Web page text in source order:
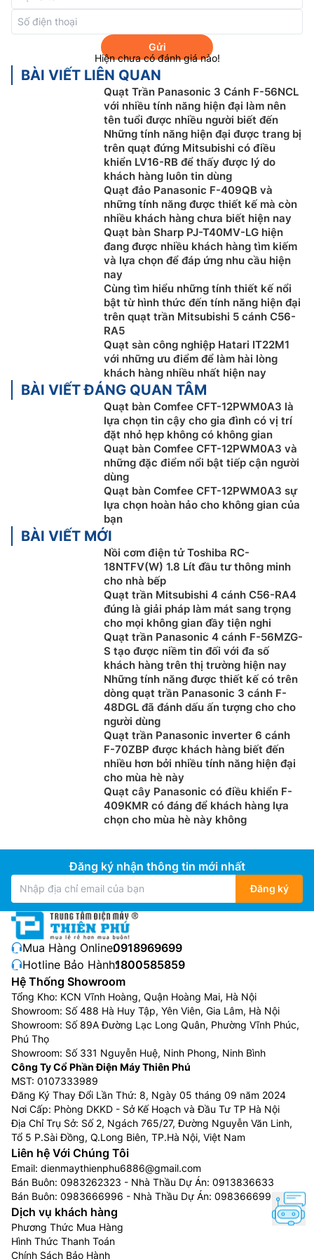
Gửi
Hiện chưa có đánh giá nào!
BÀI VIẾT LIÊN QUAN
Quạt Trần Panasonic 3 Cánh F-56NCL
với nhiều tính năng hiện đại làm nên
tên tuổi được nhiều người biết đến
Những tính năng hiện đại được trang bị
trên quạt đứng Mitsubishi có điều
khiển LV16-RB để thấy được lý do
khách hàng luôn tin dùng
Quạt đảo Panasonic F-409QB và
những tính năng được thiết kế mà còn
nhiều khách hàng chưa biết hiện nay
Quạt bàn Sharp PJ-T40MV-LG hiện
đang được nhiều khách hàng tìm kiếm
và lựa chọn để đáp ứng nhu cầu hiện
nay
Cùng tìm hiểu những tính thiết kế nổi
bật từ hình thức đến tính năng hiện đại
trên quạt trần Mitsubishi 5 cánh C56-
RA5
Quạt sàn công nghiệp Hatari IT22M1
với những ưu điểm để làm hài lòng
khách hàng nhiều nhất hiện nay
BÀI VIẾT ĐÁNG QUAN TÂM
Quạt bàn Comfee CFT-12PWM0A3 là
lựa chọn tin cậy cho gia đình có vị trí
đặt nhỏ hẹp không có không gian
Quạt bàn Comfee CFT-12PWM0A3 và
những đặc điểm nổi bật tiếp cận người
dùng
Quạt bàn Comfee CFT-12PWM0A3 sự
lựa chọn hoàn hảo cho không gian của
bạn
BÀI VIẾT MỚI
Nồi cơm điện tử Toshiba RC-
18NTFV(W) 1.8 Lít đầu tư thông minh
cho nhà bếp
Quạt trần Mitsubishi 4 cánh C56-RA4
đúng là giải pháp làm mát sang trọng
cho mọi không gian đầy tiện nghi
Quạt trần Panasonic 4 cánh F-56MZG-
S tạo được niềm tin đối với đa số
khách hàng trên thị trường hiện nay
Những tính năng được thiết kế có trên
dòng quạt trần Panasonic 3 cánh F-
48DGL đã đánh dấu ấn tượng cho cho
người dùng
Quạt trần Panasonic inverter 6 cánh
F-70ZBP được khách hàng biết đến
nhiều hơn bởi nhiều tính năng hiện đại
cho mùa hè này
Quạt cây Panasonic có điều khiển F-
409KMR có đáng để khách hàng lựa
chọn cho mùa hè này không
Đăng ký nhận thông tin mới nhất
Đăng ký
Mua Hàng Online:0918969699
Hotline Bảo Hành:1800585859
Hệ Thống Showroom
Tổng Kho: KCN Vĩnh Hoàng, Quận Hoàng Mai, Hà Nội
Showroom: Số 488 Hà Huy Tập, Yên Viên, Gia Lâm, Hà Nội
Showroom: Số 89A Đường Lạc Long Quân, Phường Vĩnh Phúc,
Phú Thọ
Showroom: Số 331 Nguyễn Huệ, Ninh Phong, Ninh Bình
Công Ty Cổ Phần Điện Máy Thiên Phú
MST: 0107333989
Đăng Ký Thay Đổi Lần Thứ: 8, Ngày 05 tháng 09 năm 2024
Nơi Cấp: Phòng DKKD - Sở Kế Hoạch và Đầu Tư TP Hà Nội
Địa Chỉ Trụ Sở: Số 2, Ngách 765/27, Đường Nguyễn Văn Linh,
Tổ 5 P.Sài Đồng, Q.Long Biên, TP.Hà Nội, Việt Nam
Liên hệ Với Chúng Tôi
Email: dienmaythienphu6886@gmail.com
Bán Buôn: 0983262323 - Nhà Thầu Dự Án: 0913836633
Bán Buôn: 0983666996 - Nhà Thầu Dự Án: 0983666996
Dịch vụ khách hàng
Phương Thức Mua Hàng
Hình Thức Thanh Toán
Chính Sách Bảo Hành